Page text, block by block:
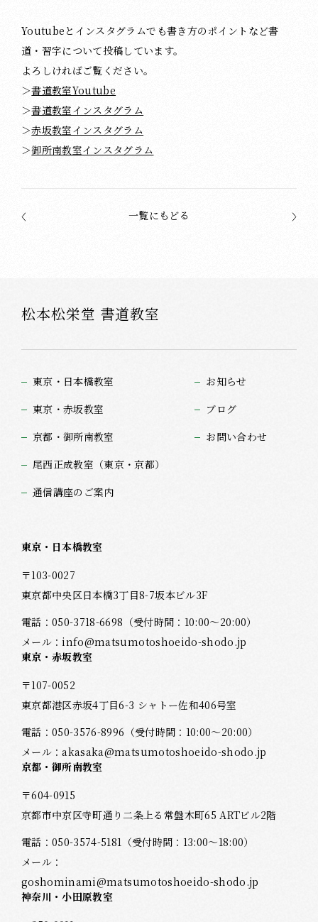
Youtubeとインスタグラムでも書き方のポイントなど書
道・習字について投稿しています。
よろしければご覧ください。
＞書道教室Youtube
＞書道教室インスタグラム
＞赤坂教室インスタグラム
＞御所南教室インスタグラム
一覧にもどる
松本松栄堂 書道教室
東京・日本橋教室
東京・赤坂教室
京都・御所南教室
尾西正成教室（東京・京都）
通信講座のご案内
お知らせ
ブログ
お問い合わせ
東京・日本橋教室
〒103-0027
東京都中央区日本橋3丁目8-7坂本ビル3F
電話：050-3718-6698 （受付時間：10:00～20:00）
メール： info@matsumotoshoeido-shodo.jp
東京・赤坂教室
〒107-0052
東京都港区赤坂4丁目6-3 シャトー佐和406号室
電話：050-3576-8996 （受付時間：10:00～20:00）
メール：akasaka@matsumotoshoeido-shodo.jp
京都・御所南教室
〒604-0915
京都市中京区寺町通り二条上る常盤木町65 ARTビル2階
電話：050-3574-5181 （受付時間：13:00～18:00）
メール：
goshominami@matsumotoshoeido-shodo.jp
神奈川・小田原教室